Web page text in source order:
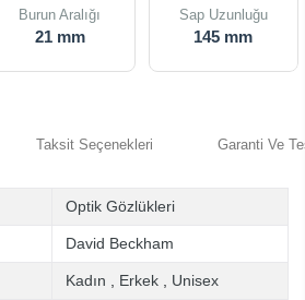
Burun Aralığı
21 mm
Sap Uzunluğu
145 mm
Taksit Seçenekleri Garanti Ve
Optik Gözlükleri
David Beckham
Kadın Erkek Unisex